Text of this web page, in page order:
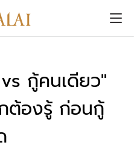
กู้คนเดียว"
ต้องรู้ ก่อนกู้